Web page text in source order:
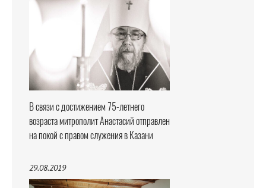
В связи с достижением 75-летнего
возраста митрополит Анастасий отправлен
на покой с правом служения в Казани
29.08.2019